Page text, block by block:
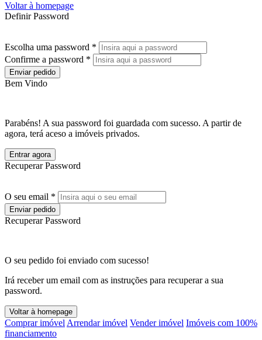
Voltar à homepage
Definir Password
Escolha uma password *
Confirme a password *
Enviar pedido
Bem Vindo
Parabéns! A sua password foi guardada com sucesso. A partir de
agora, terá aceso a imóveis privados.
Entrar agora
Recuperar Password
O seu email *
Enviar pedido
Recuperar Password
O seu pedido foi enviado com sucesso!
Irá receber um email com as instruções para recuperar a sua
password.
Voltar à homepage
Comprar imóvel Arrendar imóvel Vender imóvel Imóveis com 100%
financiamento